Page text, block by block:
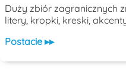
Duży zbiór zagranicznych
litery, kropki, kreski,
Postacie ▸▸